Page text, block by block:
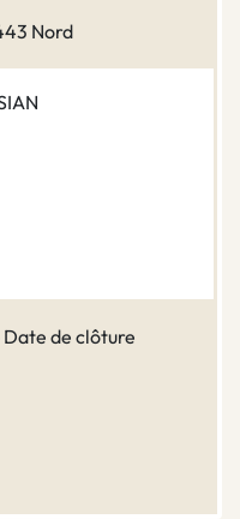
Nord
Date de clôture